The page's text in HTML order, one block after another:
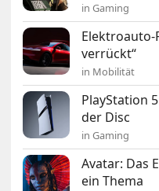
in Gaming
Elektroauto-
verrückt“
in Mobilität
PlayStation
der Disc
in Gaming
Avatar: Das
ein Thema